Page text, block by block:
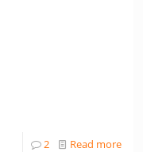
2 Read more